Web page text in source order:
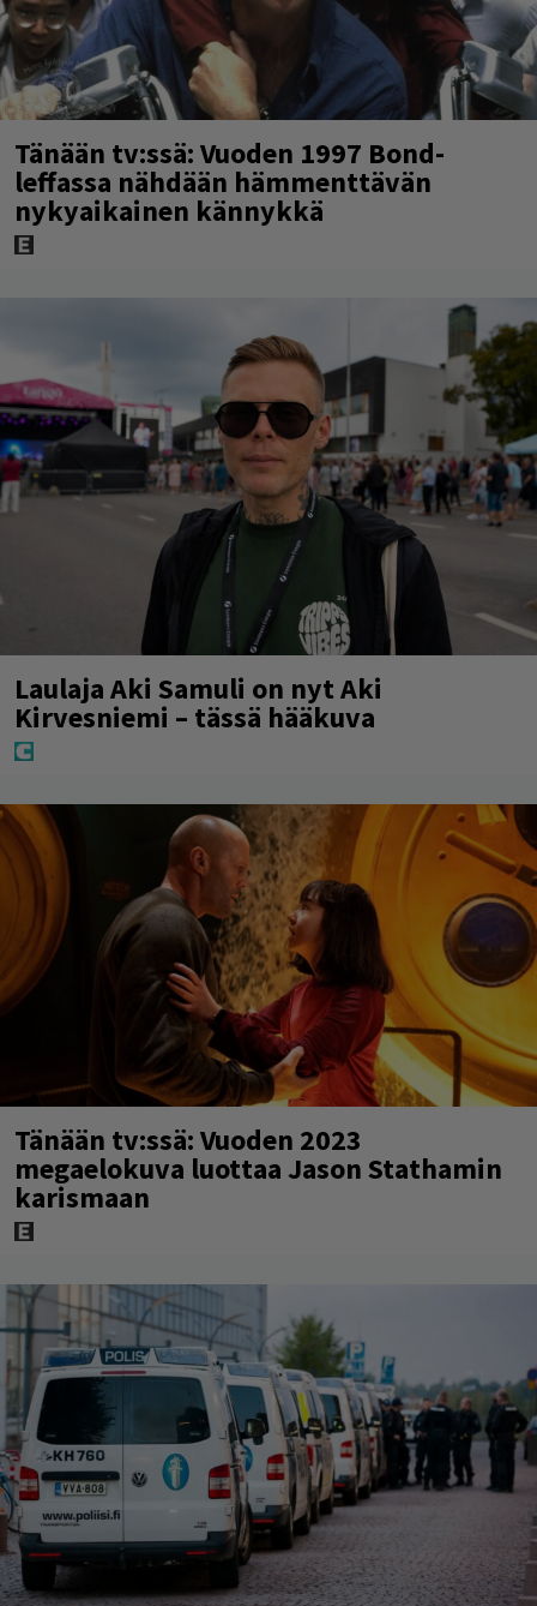
Tänään tv:ssä: Vuoden 1997 Bond-
leffassa nähdään hämmenttävän
nykyaikainen kännykkä
Laulaja Aki Samuli on nyt Aki
Kirvesniemi – tässä hääkuva
Tänään tv:ssä: Vuoden 2023
megaelokuva luottaa Jason Stathamin
karismaan